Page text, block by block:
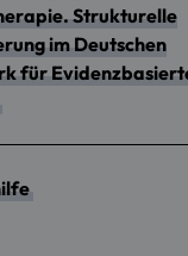
Strukturelle
im Deutschen
für